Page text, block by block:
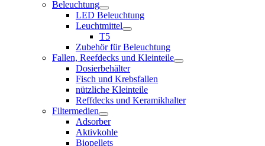
Beleuchtung
LED Beleuchtung
Leuchtmittel
T5
Zubehör für Beleuchtung
Fallen, Reefdecks und Kleinteile
Dosierbehälter
Fisch und Krebsfallen
nützliche Kleinteile
Reffdecks und Keramikhalter
Filtermedien
Adsorber
Aktivkohle
Biopellets